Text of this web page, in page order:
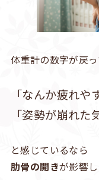
体重計の数字が戻っ
「なんか疲れや
「姿勢が崩れた
と感じているなら
肋骨の開きが影響